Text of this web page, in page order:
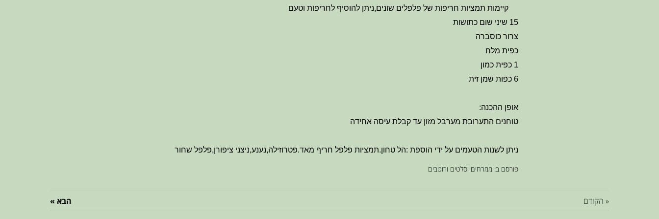
קיימות תמציות חריפות של פלפלים שונים,ניתן להוסיף לחריפות וטעם
15 שיני שום כתושות
צרור כוסברה
כפית מלח
1 כפית כמון
6 כפות שמן זית
אופן ההכנה:
טוחנים התערובת מערבל מזון עד קבלת עיסה אחידה
ניתן לשנות הטעמים על ידי הוספת :הל טחון.תמציות פלפל חריף מאד.פטרוזילה,נענע,ניצני ציפורן,פלפל שחור
פורסם ב: ממרחים וסלטים ורוטבים
« הקודם הבא »